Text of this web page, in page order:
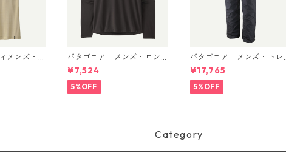
メンズ・
ール・ウ
- D
44740
パタゴニア メンズ・ロン
グスリーブ・キャプリー
ン・クール・デイリー・シ
ャツ Black 45181 日本正規
品
¥7,524
5%OFF
パタゴニア メンズ・トレ
ントシェル 3L・レイン・パ
ンツ（ショート） (カラー
Black) Patagonia Men's To
rrentshell 3L Rain Pants -
¥17,765
5%OFF
Category